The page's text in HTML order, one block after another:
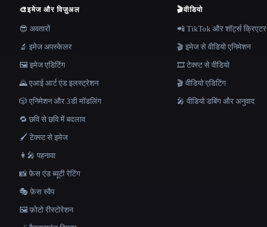
🎨इमेज और विज़ुअल
😎 अवतारों
🔬 इमेज अपस्केलर
🖼️ इमेज एडिटिंग
🌄 एआई आर्ट एंड इलस्ट्रेशन
🎲 एनिमेशन और 3डी मॉडलिंग
🔁 छवि से छवि में बदलाव
🖌️ टेक्स्ट से इमेज
👩‍🎤 पहनावा
📸 फ़ेस एंड ब्यूटी रेटिंग
🎭 फ़ेस स्वैप
🖼️ फ़ोटो रीस्टोरेशन
🎬वीडियो
📲 TikTok और शॉर्ट्स क्रिएटर
🎬 इमेज से वीडियो एनिमेशन
🎞️ टेक्स्ट से वीडियो
🎬 वीडियो एडिटिंग
🎤 वीडियो डबिंग और अनुवाद